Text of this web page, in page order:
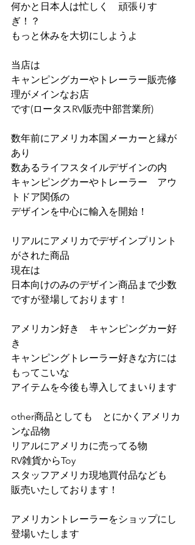
何かと日本人は忙しく　頑張りす
ぎ！？
もっと休みを大切にしようよ
当店は
キャンピングカーやトレーラー販売修
理がメインなお店
です(ロータスRV販売中部営業所)
数年前にアメリカ本国メーカーと縁が
あり
数あるライフスタイルデザインの内
キャンピングカーやトレーラー　アウ
トドア関係の
デザインを中心に輸入を開始！
リアルにアメリカでデザインプリント
がされた商品
現在は
日本向けのみのデザイン商品まで少数
ですが登場しております！
アメリカン好き　キャンピングカー好
き
キャンピングトレーラー好きな方には
もってこいな
アイテムを今後も導入してまいります
other商品としても　とにかくアメリカ
ンな品物
リアルにアメリカに売ってる物
RV雑貨からToy
スタッフアメリカ現地買付品なども
販売いたしております！
アメリカントレーラーをショップにし
登場いたします